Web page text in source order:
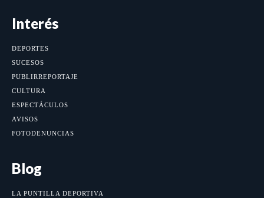
Interés
DEPORTES
SUCESOS
PUBLIRREPORTAJE
CULTURA
ESPECTÁCULOS
AVISOS
FOTODENUNCIAS
Blog
LA PUNTILLA DEPORTIVA